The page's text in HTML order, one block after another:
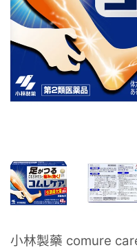
小林製藥 comure